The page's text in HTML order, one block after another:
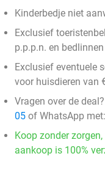
Kinderbedje niet
Exclusief
p.p.p.n. en
Exclusief eventuele
voor huisdieren van
Vragen over de
05 of WhatsApp met:
Koop zonder
aankoop is 100%